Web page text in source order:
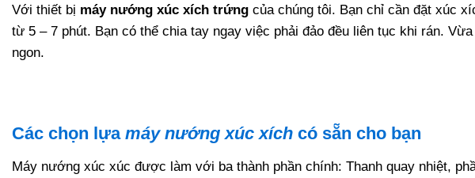
Với thiết bị máy nướng xúc xích trứng của chúng tôi. Bạn chỉ cần đặt xúc
từ 5 – 7 phút. Bạn có thể chia tay ngay việc phải đảo đều liên tục khi rán.
ngon.
Các chọn lựa máy nướng xúc xích có sẵn cho bạn
Máy nướng xúc xúc được làm với ba thành phần chính: Thanh quay nhiệt,